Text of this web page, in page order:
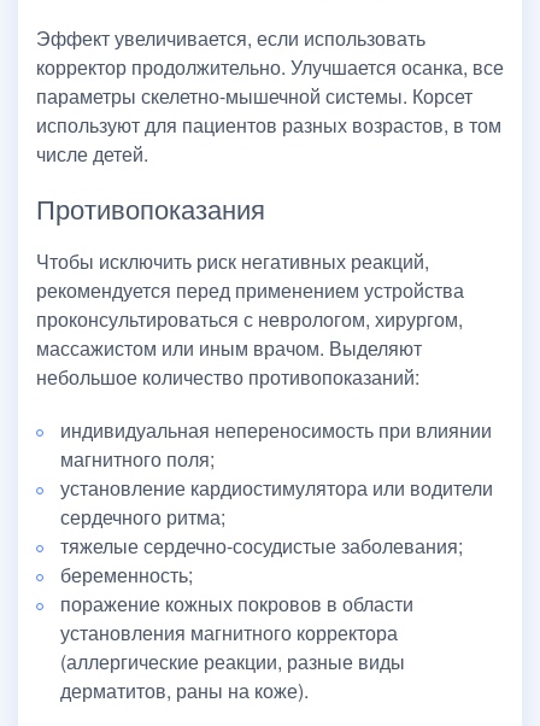
Эффект увеличивается, если использовать
корректор продолжительно. Улучшается осанка, все
параметры скелетно-мышечной системы. Корсет
используют для пациентов разных возрастов, в том
числе детей.
Противопоказания
Чтобы исключить риск негативных реакций,
рекомендуется перед применением устройства
проконсультироваться с неврологом, хирургом,
массажистом или иным врачом. Выделяют
небольшое количество противопоказаний:
индивидуальная непереносимость при влиянии
магнитного поля;
установление кардиостимулятора или водители
сердечного ритма;
тяжелые сердечно-сосудистые заболевания;
беременность;
поражение кожных покровов в области
установления магнитного корректора
(аллергические реакции, разные виды
дерматитов, раны на коже).